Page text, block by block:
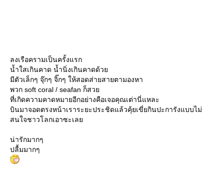
ลงเรือครามเป็นครั้งแรก
น้ำใสเกินคาด น้ำนิ่งเกินคาดด้วย
มีตัวเล็กๆ จุ๊กๆ จิ๊กๆ ให้สอดส่ายสายตามองหา
พวก soft coral / seafan ก็สวย
ที่เกิดความคาดหมายอีกอย่างคือเจอคุณเต่านี่แหละ
บินมาจอดตรงหน้าเราระยะประชิดแล้วคุ้ยเขี่ยกินปะการังแบบไม่
สนใจชาวโลกเอาซะเลย
น่ารักมากๆ
ปลื้มมากๆ